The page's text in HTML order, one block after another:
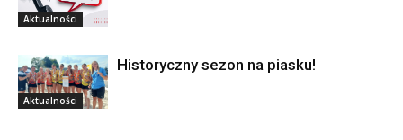
Aktualności
Aktualności
Historyczny sezon na piasku!